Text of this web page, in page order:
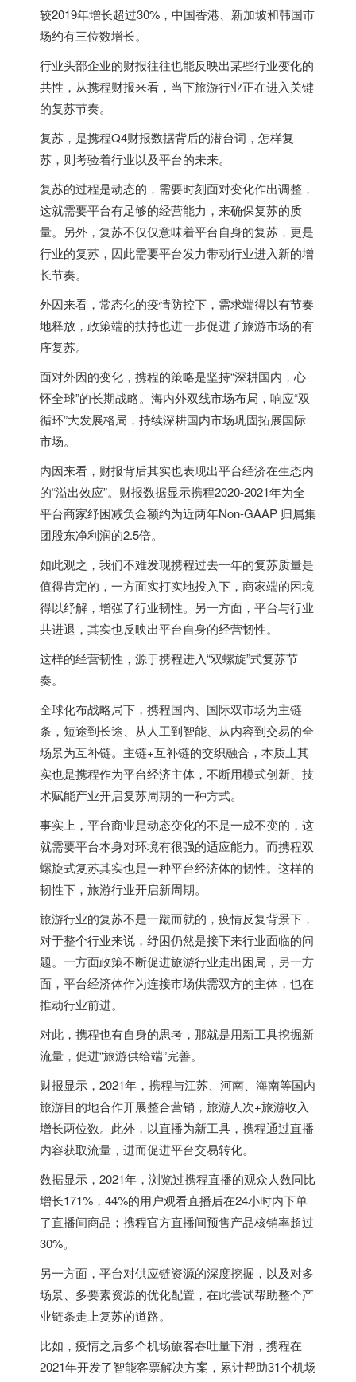
较2019年增长超过30%，中国香港 、新加坡和韩国市
场约有三位数增长。
行业头部企业的财报往往也能反映出某些行业变化的
共性，从携程财报来看，当下旅游行业正在进入关键
的复苏节奏。
复苏，是携程Q4财报数据背后的潜台词，怎样复
苏，则考验着行业以及平台的未来。
复苏的过程是动态的，需要时刻面对变化作出调整，
这就需要平台有足够的经营能力，来确保复苏的质
量。另外，复苏不仅仅意味着平台自身的复苏，更是
行业的复苏，因此需要平台发力带动行业进入新的增
长节奏。
外因来看，常态化的疫情防控下，需求端得以有节奏
地释放，政策端的扶持也进一步促进了旅游市场的有
序复苏。
面对外因的变化，携程的策略是坚持“深耕国内，心
怀全球”的长期战略。海内外双线市场布局，响应“双
循环”大发展格局，持续深耕国内市场巩固拓展国际
市场。
内因来看，财报背后其实也表现出平台经济在生态内
的“溢出效应”。财报数据显示携程2020-2021年为全
平台商家纾困减负金额约为近两年Non-GAAP 归属集
团股东净利润的2.5倍。
如此观之，我们不难发现携程过去一年的复苏质量是
值得肯定的，一方面实打实地投入下，商家端的困境
得以纾解，增强了行业韧性。另一方面，平台与行业
共进退，其实也反映出平台自身的经营韧性。
这样的经营韧性，源于携程进入“双螺旋”式复苏节
奏。
全球化布战略局下，携程国内、国际双市场为主链
条，短途到长途、从人工到智能、从内容到交易的全
场景为互补链。主链+互补链的交织融合，本质上其
实也是携程作为平台经济主体，不断用模式创新、技
术赋能产业开启复苏周期的一种方式。
事实上，平台商业是动态变化的不是一成不变的，这
就需要平台本身对环境有很强的适应能力。而携程双
螺旋式复苏其实也是一种平台经济体的韧性。这样的
韧性下，旅游行业开启新周期。
旅游行业的复苏不是一蹴而就的，疫情反复背景下，
对于整个行业来说，纾困仍然是接下来行业面临的问
题。一方面政策不断促进旅游行业走出困局，另一方
面，平台经济体作为连接市场供需双方的主体，也在
推动行业前进。
对此，携程也有自身的思考，那就是用新工具挖掘新
流量，促进“旅游供给端”完善。
财报显示，2021年，携程与江苏、河南、海南等国内
旅游目的地合作开展整合营销，旅游人次+旅游收入
增长两位数。此外，以直播为新工具，携程通过直播
内容获取流量，进而促进平台交易转化。
数据显示，2021年，浏览过携程直播的观众人数同比
增长171%，44%的用户观看直播后在24小时内下单
了直播间商品；携程官方直播间预售产品核销率超过
30%。
另一方面，平台对供应链资源的深度挖掘，以及对多
场景、多要素资源的优化配置，在此尝试帮助整个产
业链条走上复苏的道路。
比如，疫情之后多个机场旅客吞吐量下滑，携程在
2021年开发了智能客票解决方案，累计帮助31个机场